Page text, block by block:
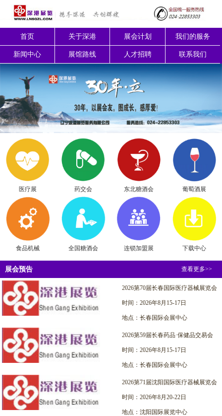
首页 关于深港 展会计划 我们的服务
新闻中心 展馆路线 人才招聘 联系我们
医疗展 药交会 东北糖酒会 葡萄酒展
食品机械 全国糖酒会 连锁加盟展 下载中心
展会预告 查看更多>>
2026第70届长春国际医疗器械展览会
时间：2026年8月15-17日
地点：长春国际会展中心
2026第59届长春药品·保健品交易会
时间：2026年8月15-17日
地点：长春国际会展中心
2026第71届沈阳国际医疗器械展览会
时间：2026年8月20-22日
地点：沈阳国际展览中心